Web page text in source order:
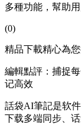
多種功能，幫助
(0)
精品下載精心為您
編輯點評：捕捉
记高效
話袋AI筆記是软件
下载多端同步、